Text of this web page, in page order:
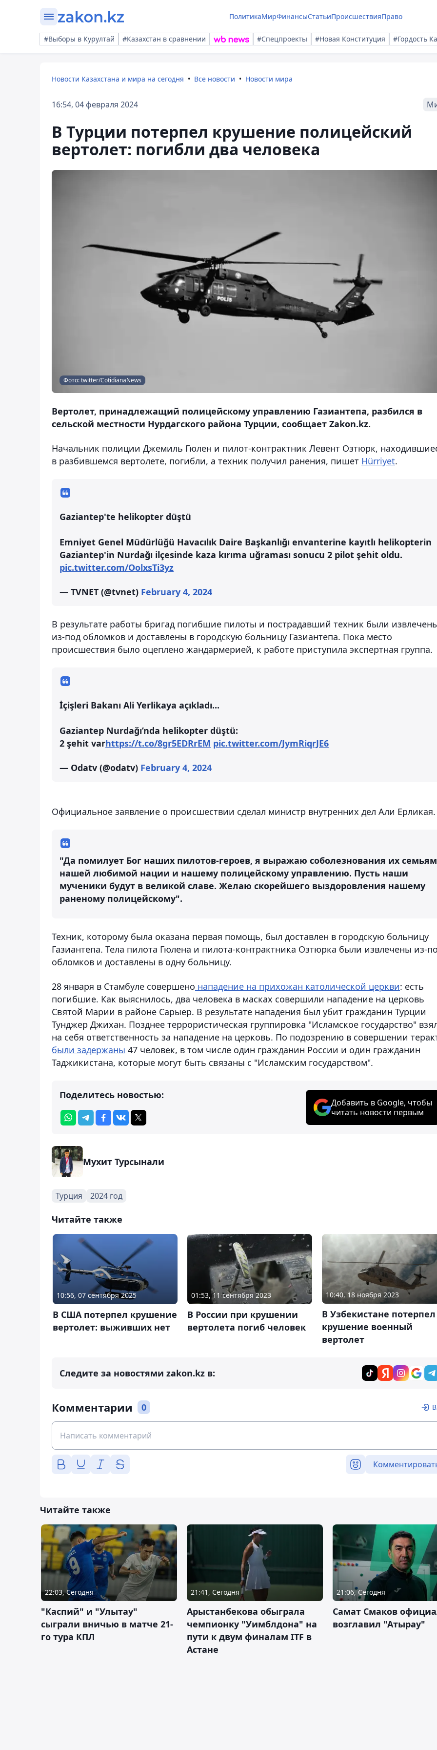
ПолитикаМирФинансыСтатьиПроисшествияПраво
#Выборы в Курултай #Казахстан в сравнении #Спецпроекты #Новая Конституция #Гордость
Новости Казахстана и мира на сегодня Все новости Новости мира
16:54, 04 февраля 2024
В Турции потерпел крушение полицейский
вертолет: погибли два человека
Фото: twitter/CotidianaNews
Вертолет, принадлежащий полицейскому управлению Газиантепа, разбился в
сельской местности Нурдагского района Турции, сообщает Zakon.kz.
Начальник полиции Джемиль Гюлен и пилот-контрактник Левент Озтюрк,
в разбившемся вертолете, погибли, а техник получил ранения, пишет Hürriyet.
Gaziantep'te helikopter düştü
Emniyet Genel Müdürlüğü Havacılık Daire Başkanlığı envanterine kayıtlı helikopterin
Gaziantep'in Nurdağı ilçesinde kaza kırıma uğraması sonucu 2 pilot şehit oldu.
pic.twitter.com/OolxsTi3yz
— TVNET (@tvnet) February 4, 2024
В результате работы бригад погибшие пилоты и пострадавший техник были
из-под обломков и доставлены в городскую больницу Газиантепа. Пока место
происшествия было оцеплено жандармерией, к работе приступила экспертная группа.
İçişleri Bakanı Ali Yerlikaya açıkladı...
Gaziantep Nurdağı’nda helikopter düştü:
2 şehit varhttps://t.co/8gr5EDRrEM pic.twitter.com/JymRiqrJE6
— Odatv (@odatv) February 4, 2024
Официальное заявление о происшествии сделал министр внутренних дел Али Ерликая.
"Да помилует Бог наших пилотов-героев, я выражаю соболезнования их
нашей любимой нации и нашему полицейскому управлению. Пусть наши
мученики будут в великой славе. Желаю скорейшего выздоровления нашему
раненому полицейскому".
Техник, которому была оказана первая помощь, был доставлен в городскую больницу
Газиантепа. Тела пилота Гюлена и пилота-контрактника Озтюрка были извлечены из-
обломков и доставлены в одну больницу.
28 января в Стамбуле совершено нападение на прихожан католической церкви: есть
погибшие. Как выяснилось, два человека в масках совершили нападение на церковь
Святой Марии в районе Сарыер. В результате нападения был убит гражданин Турции
Тунджер Джихан. Позднее террористическая группировка "Исламское государство"
на себя ответственность за нападение на церковь. По подозрению в совершении
были задержаны 47 человек, в том числе один гражданин России и один гражданин
Таджикистана, которые могут быть связаны с "Исламским государством".
Поделитесь новостью:
Добавить в Google, чтобы
читать новости первым
Мухит Турсынали
Турция 2024 год
Читайте также
10:56, 07 сентября 2025
В США потерпел крушение
вертолет: выживших нет
01:53, 11 сентября 2023
В России при крушении
вертолета погиб человек
10:40, 18 ноября 2023
В Узбекистане потерпел
крушение военный
вертолет
Следите за новостями zakon.kz в:
Комментарии 0
Читайте также
22:03, Сегодня
"Каспий" и "Улытау"
сыграли вничью в матче 21-
го тура КПЛ
21:41, Сегодня
Арыстанбекова обыграла
чемпионку "Уимблдона" на
пути к двум финалам ITF в
Астане
21:06, Сегодня
Самат Смаков
возглавил "Атырау"